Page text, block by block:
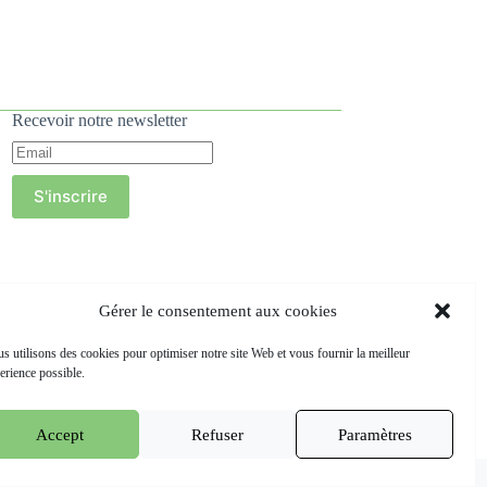
Gérer le consentement aux cookies
utilisons des cookies pour optimiser notre site Web et vous fournir la meilleur
possible.
Accept Refuser Paramètres
Recevoir notre newsletter
S'inscrire